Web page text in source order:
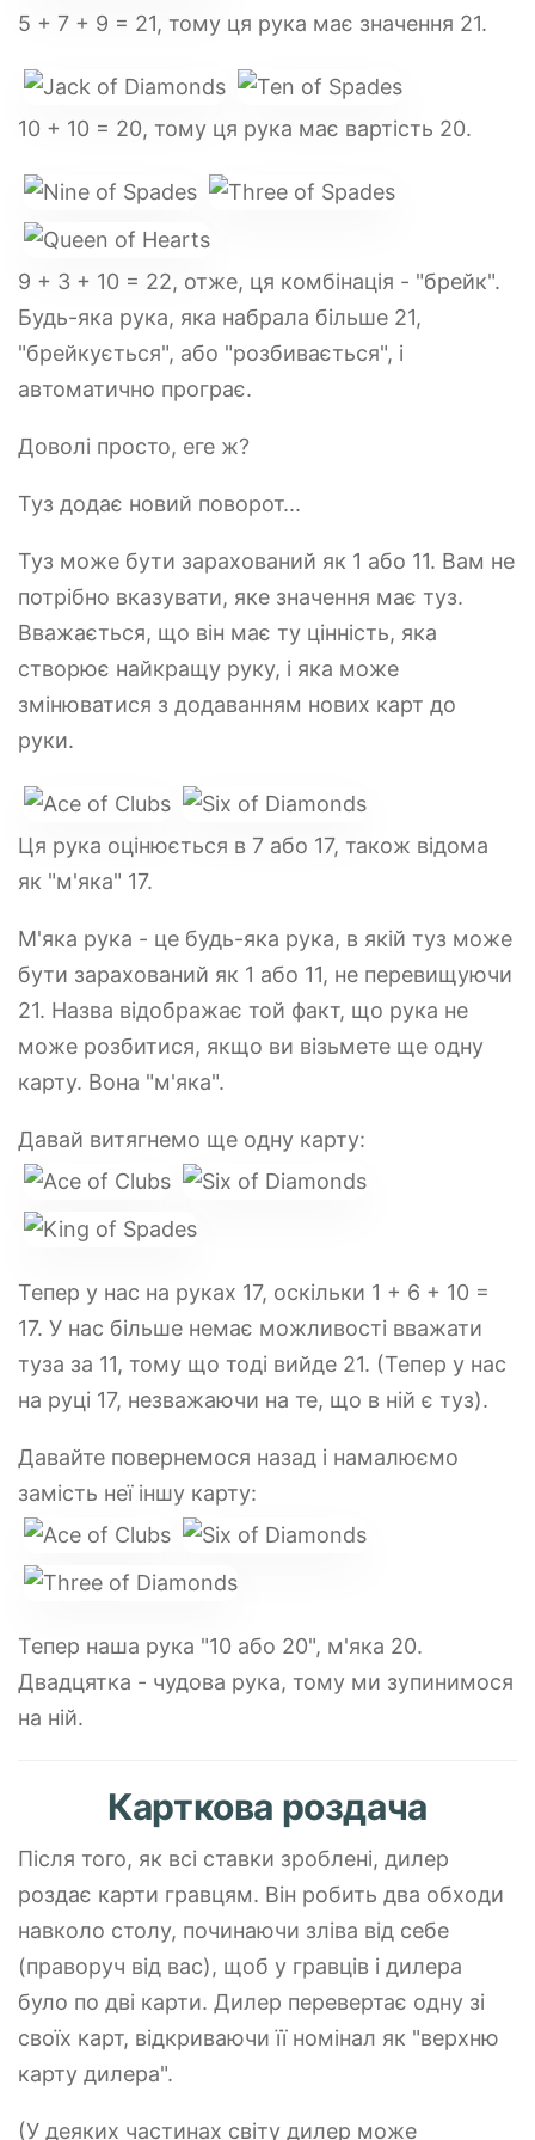
5 + 7 + 9 = 21, тому ця рука має значення 21.
10 + 10 = 20, тому ця рука має вартість 20.
9 + 3 + 10 = 22, отже, ця комбінація - "брейк".
Будь-яка рука, яка набрала більше 21,
"брейкується", або "розбивається", і
автоматично програє.
Доволі просто, еге ж?
Туз додає новий поворот...
Туз може бути зарахований як 1 або 11. Вам не
потрібно вказувати, яке значення має туз.
Вважається, що він має ту цінність, яка
створює найкращу руку, і яка може
змінюватися з додаванням нових карт до
руки.
Ця рука оцінюється в 7 або 17, також відома
як "м'яка" 17.
М'яка рука - це будь-яка рука, в якій туз може
бути зарахований як 1 або 11, не перевищуючи
21. Назва відображає той факт, що рука не
може розбитися, якщо ви візьмете ще одну
карту. Вона "м'яка".
Давай витягнемо ще одну карту:
Тепер у нас на руках 17, оскільки 1 + 6 + 10 =
17. У нас більше немає можливості вважати
туза за 11, тому що тоді вийде 21. (Тепер у нас
на руці 17, незважаючи на те, що в ній є туз).
Давайте повернемося назад і намалюємо
замість неї іншу карту:
Тепер наша рука "10 або 20", м'яка 20.
Двадцятка - чудова рука, тому ми зупинимося
на ній.
Карткова роздача
Після того, як всі ставки зроблені, дилер
роздає карти гравцям. Він робить два обходи
навколо столу, починаючи зліва від себе
(праворуч від вас), щоб у гравців і дилера
було по дві карти. Дилер перевертає одну зі
своїх карт, відкриваючи її номінал як "верхню
карту дилера".
(У деяких частинах світу дилер може